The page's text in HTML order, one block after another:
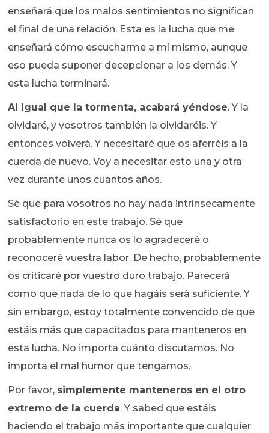
enseñará que los malos sentimientos no significan
el final de una relación. Esta es la lucha que me
enseñará cómo escucharme a mí mismo, aunque
eso pueda suponer decepcionar a los demás. Y
esta lucha terminará.
Al igual que la tormenta, acabará yéndose. Y la
olvidaré, y vosotros también la olvidaréis. Y
entonces volverá. Y necesitaré que os aferréis a la
cuerda de nuevo. Voy a necesitar esto una y otra
vez durante unos cuantos años.
Sé que para vosotros no hay nada intrínsecamente
satisfactorio en este trabajo. Sé que
probablemente nunca os lo agradeceré o
reconoceré vuestra labor. De hecho, probablemente
os criticaré por vuestro duro trabajo. Parecerá
como que nada de lo que hagáis será suficiente. Y
sin embargo, estoy totalmente convencido de que
estáis más que capacitados para manteneros en
esta lucha. No importa cuánto discutamos. No
importa el mal humor que tengamos.
Por favor, simplemente manteneros en el otro
extremo de la cuerda. Y sabed que estáis
haciendo el trabajo más importante que cualquier